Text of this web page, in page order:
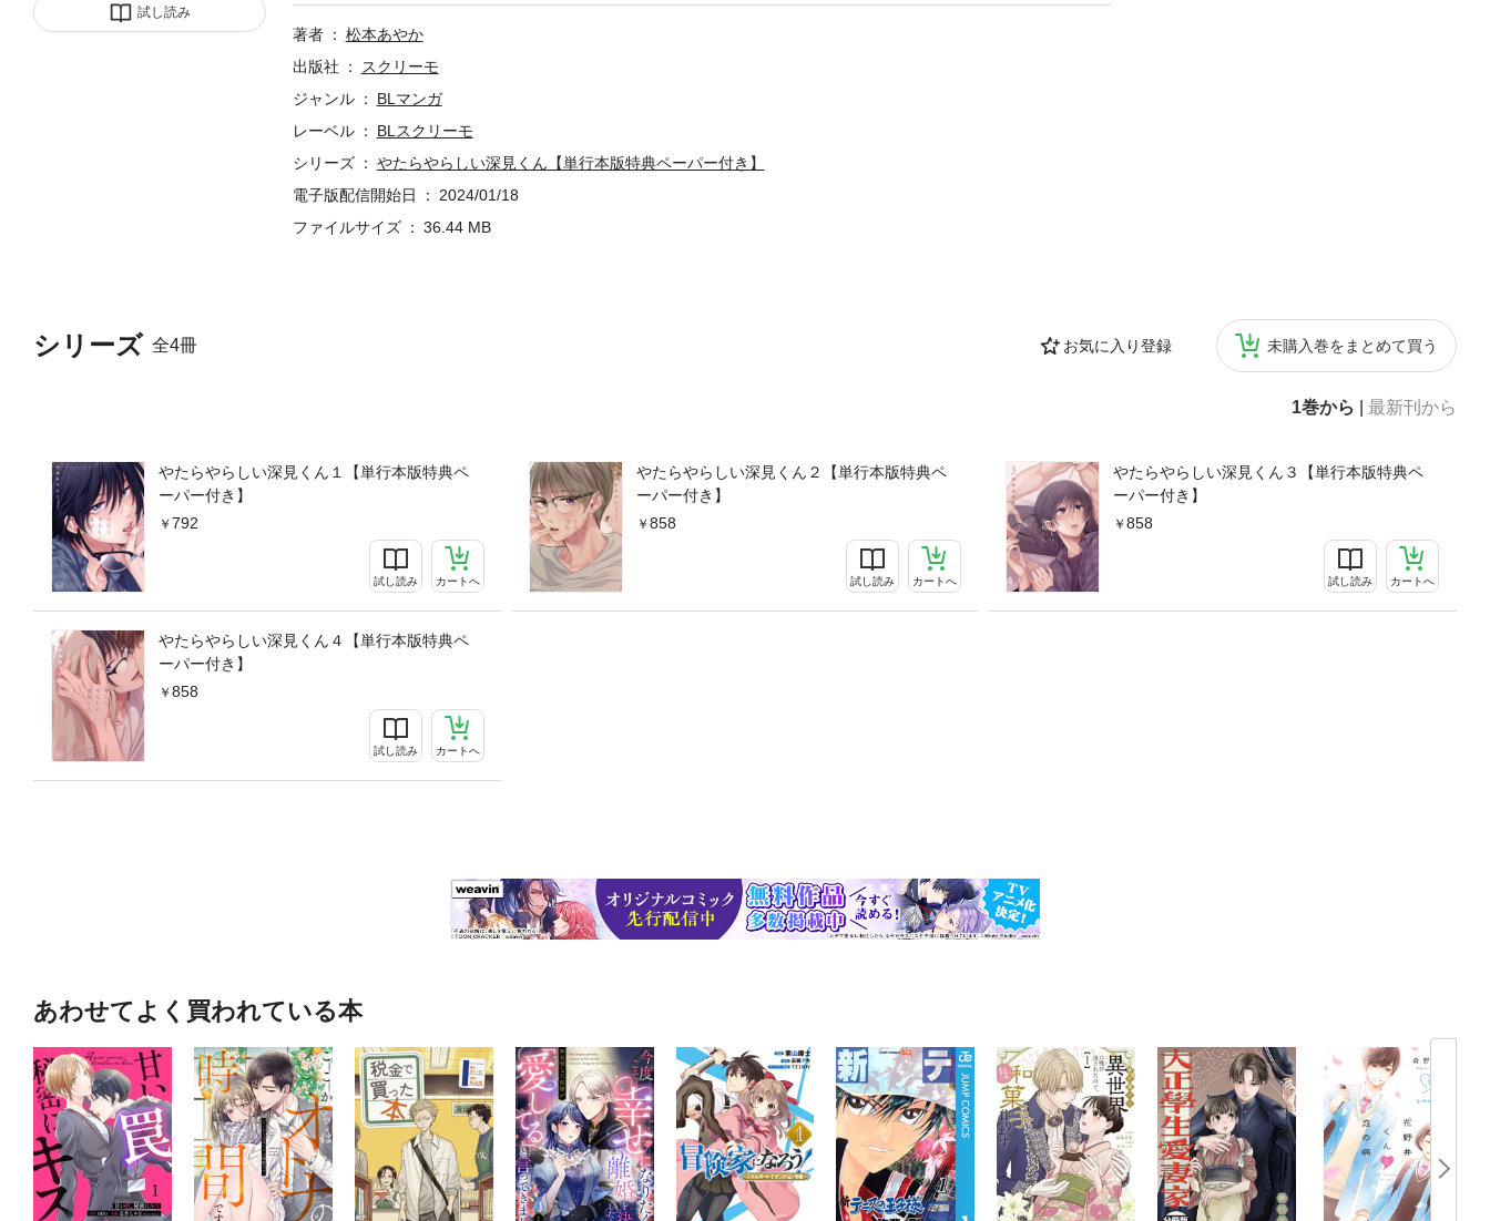
試し読み
シリーズ 全4冊 お気に入り登録 未購入巻をまとめて買う
1巻から 最新刊から
やたらやらしい深見くん１【単行本版特典ペ
ーパー付き】
792
試し読み カートへ
やたらやらしい深見くん２【単行本版特典ペ
ーパー付き】
858
試し読み カートへ
やたらやらしい深見くん３【単行本版特典ペ
ーパー付き】
858
試し読み カートへ
やたらやらしい深見くん４【単行本版特典ペ
ーパー付き】
858
試し読み カートへ
くん１～６巻」に掲載されました。重複購入にご注意下さい。
著者
松本あやか
出版社
スクリーモ
ジャンル
BLマンガ
レーベル
BLスクリーモ
シリーズ
やたらやらしい深見くん【単行本版特典ペーパー付き】
電子版配信開始日
2024/01/18
ファイルサイズ
36.44 MB
あわせてよく買われている本